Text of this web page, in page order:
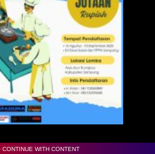
CONTINUE WITH CONTENT